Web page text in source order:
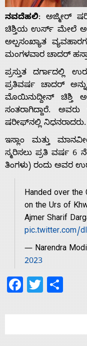
Home
About
Us
Advertise
With
s
Contact
ನವದೆಹಲಿ: ಅಜ್ಮೀರ್
ಚಿಶ್ತಿಯ ಉರ್ಸ್ ಮೇಲೆ
ಅಲ್ಪಸಂಖ್ಯಾತ
ಮಂಗಳವಾರ ಚಾದರ್
ಪ್ರಸ್ತುತ ದರ್ಗಾದಲ್ಲಿ
ಪ್ರತಿವರ್ಷ ಚಾದರ್
ಮೊಯಿನುದ್ದೀನ್ ಚಿಶ್ತಿ
ಸಂತರಾಗಿದ್ದಾರೆ.
ಷರೀಫ್‌ನಲ್ಲಿ ನಿಧನರಾದರು.
ಇಸ್ಲಾಂ ಮತ್ತು
ಸ್ಮರಿಸಲು ಪ್ರತಿ ವರ್ಷ 6
ತಿಂಗಳು) ರಂದು ಅವರ
Handed over
on the Urs of
Ajmer Sharif
pic.twitter.com/
— Narendra
2023
Facebook
Twitter